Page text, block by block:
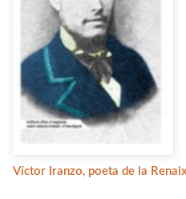
Víctor Iranzo, poeta de la